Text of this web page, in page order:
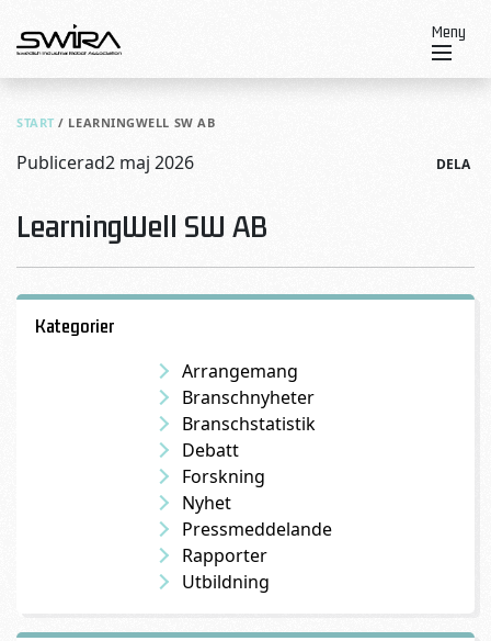
Meny
START / LEARNINGWELL SW AB
Publicerad2 maj 2026 DELA
LearningWell SW AB
Kategorier
Arrangemang
Branschnyheter
Branschstatistik
Debatt
Forskning
Nyhet
Pressmeddelande
Rapporter
Utbildning